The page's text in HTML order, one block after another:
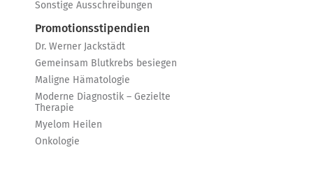
Sonstige Ausschreibungen
Promotionsstipendien
Dr. Werner Jackstädt
Gemeinsam Blutkrebs besiegen
Maligne Hämatologie
Moderne Diagnostik – Gezielte
Therapie
Myelom Heilen
Onkologie